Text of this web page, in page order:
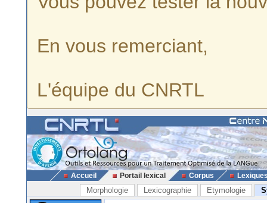
En vous remerciant,
L'équipe du CNRTL
Accueil Portail lexical Corpus
Morphologie Lexicographie Etymologie